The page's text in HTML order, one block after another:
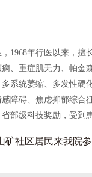
年行医以来，擅长
、重症肌无力、帕金
系统萎缩、多发性硬
障碍、焦虑抑郁综合
部级科技奖励，受到
矿社区居民来我院